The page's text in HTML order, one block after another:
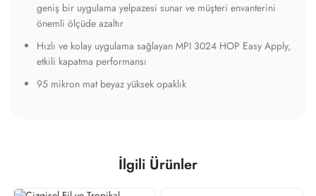
geniş bir uygulama yelpazesi sunar ve müşteri envanterini
önemli ölçüde azaltır
Hızlı ve kolay uygulama sağlayan MPI 3024 HOP Easy Apply,
etkili kapatma performansı
95 mikron mat beyaz yüksek opaklık
İlgili Ürünler